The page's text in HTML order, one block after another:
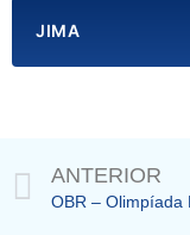
JIMA
Prev
ANTERIOR